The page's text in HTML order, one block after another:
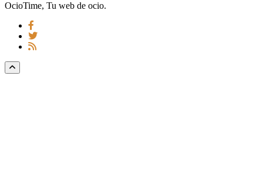
OcioTime, Tu web de ocio.